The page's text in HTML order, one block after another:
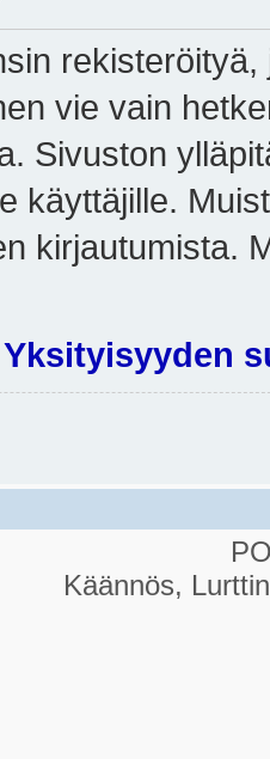
vie vain
Sivuston
käyttäjille.
kirjautumista.
Yksityisyyden
Käännös,